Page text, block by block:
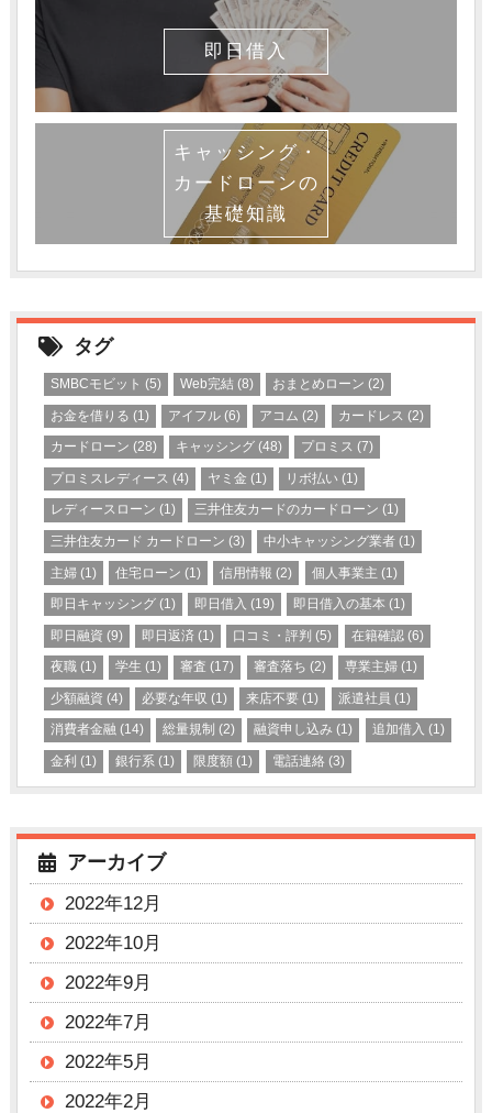
即日借入
キャッシング・
カードローンの
基礎知識
タグ
SMBCモビット (5) Web完結 (8) おまとめローン (2)
お金を借りる (1) アイフル (6) アコム (2) カードレス (2)
カードローン (28) キャッシング (48) プロミス (7)
プロミスレディース (4) ヤミ金 (1) リボ払い (1)
レディースローン (1) 三井住友カードのカードローン (1)
三井住友カード カードローン (3) 中小キャッシング業者 (1)
主婦 (1) 住宅ローン (1) 信用情報 (2) 個人事業主 (1)
即日キャッシング (1) 即日借入 (19) 即日借入の基本 (1)
即日融資 (9) 即日返済 (1) 口コミ・評判 (5) 在籍確認(6)
夜職 (1) 学生 (1) 審査 (17) 審査落ち (2) 専業主婦(1)
少額融資 (4) 必要な年収 (1) 来店不要 (1) 派遣社員 (1)
消費者金融 (14) 総量規制 (2) 融資申し込み (1) 追加借入 (1)
金利 (1) 銀行系 (1) 限度額 (1) 電話連絡(3)
アーカイブ
2022年12月
2022年10月
2022年9月
2022年7月
2022年5月
2022年2月